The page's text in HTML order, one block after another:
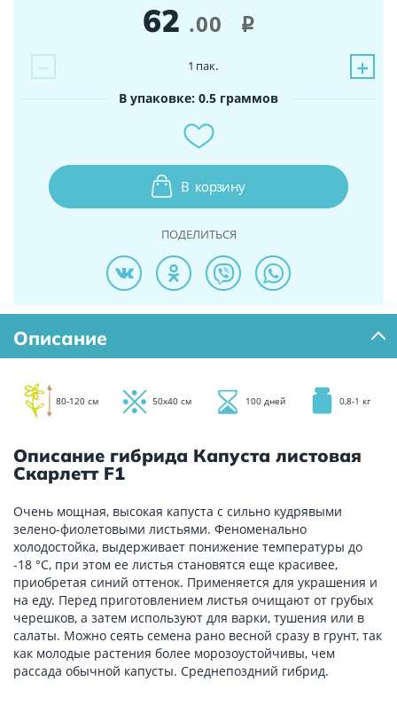
62 .00 i
− +
1 пак.
В упаковке: 0.5 граммов
В корзину
ПОДЕЛИТЬСЯ
Описание
80-120 см 50х40 см 100 дней 0,8-1 кг
Описание гибрида Капуста листовая
Скарлетт F1
Очень мощная, высокая капуста с сильно кудрявыми
зелено-фиолетовыми листьями. Феноменально
холодостойка, выдерживает понижение температуры до
-18 °С, при этом ее листья становятся еще красивее,
приобретая синий оттенок. Применяется для украшения и
на еду. Перед приготовлением листья очищают от грубых
черешков, а затем используют для варки, тушения или в
салаты. Можно сеять семена рано весной сразу в грунт, так
как молодые растения более морозоустойчивы, чем
рассада обычной капусты. Среднепоздний гибрид.